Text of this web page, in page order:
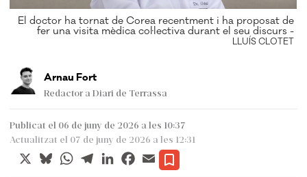
El doctor ha tornat de Corea recentment i ha proposat de
fer una visita mèdica col·lectiva durant el seu discurs -
LLUÍS CLOTET
Arnau Fort
Redactor a Diari de Terrassa
Publicat el 06 de juny de 2026 a les 10:37
Actualitzat el 07 de juny de 2026 a les 12:31
X BlueskyWhatsApp
TelegramLinkedInFacebook
Email